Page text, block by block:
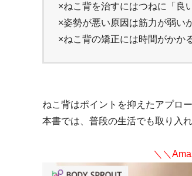
×ねこ背を治すにはつねに「良
×姿勢が悪い原因は筋力が弱い
×ねこ背の矯正には時間がかか
ねこ背はポイントを抑えたアプロ
本書では、普段の生活でも取り入
＼＼